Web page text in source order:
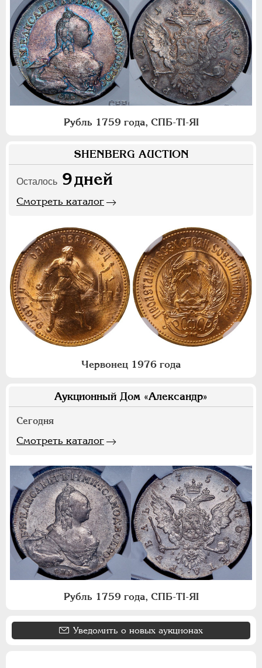
Рубль 1759 года, СПБ-ТI-ЯI
SHENBERG AUCTION
Осталось 9дней
Смотреть каталог
Червонец 1976 года
Аукционный Дом «Александр»
Сегодня
Смотреть каталог
Рубль 1759 года, СПБ-ТI-ЯI
Уведомить о новых аукционах